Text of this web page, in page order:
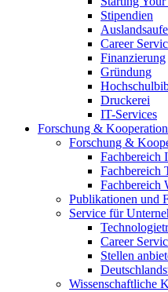
Stipendien
Career
Finanzierung
Gründung
Druckerei
IT-Services
Forschung & Kooperation
Forschung &
Fachbereich
Fachbereich
Fachbereich
Publikationen und
Service für
Career
Stellen
Wissenschaftliche